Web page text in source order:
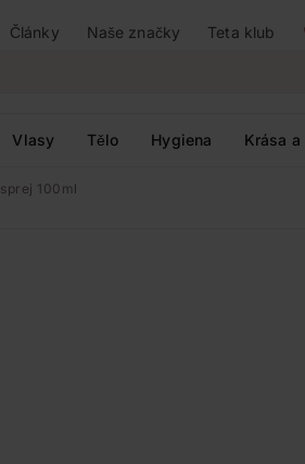
Články Naše značky Teta klub
Vlasy Tělo Hygiena Krása a
100ml